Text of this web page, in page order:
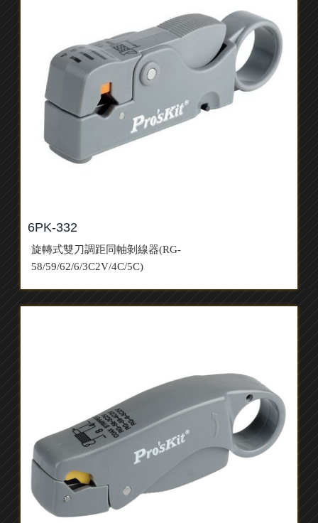
6PK-332
旋轉式雙刀調距同軸剝線器(RG-
58/59/62/6/3C2V/4C/5C)